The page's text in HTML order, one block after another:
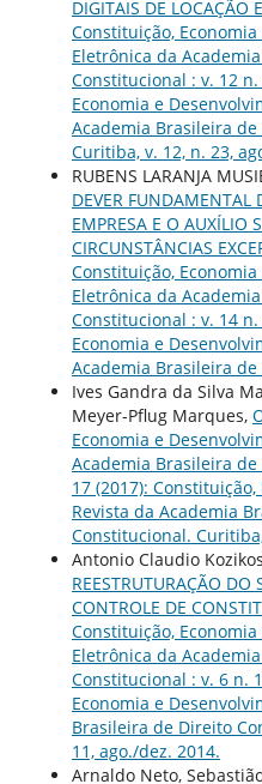
DIGITAIS DE LOCAÇÃO
Constituição,
Eletrônica da
Constitucional : v. 12
Economia e
Academia Brasileira
Curitiba, v. 12, n. 23,
RUBENS LARANJA
DEVER FUNDAMENTAL
EMPRESA E O AUXÍLIO
CIRCUNSTÂNCIAS
Constituição,
Eletrônica da
Constitucional : v. 14
Economia e
Academia Brasileira
Ives Gandra da Silva
Meyer-Pflug Marques,
Economia e
Academia Brasileira
17 (2017):
Revista da Academia
Constitucional.
Antonio Claudio
REESTRUTURAÇÃO DO
CONTROLE DE
Constituição,
Eletrônica da
Constitucional : v. 6 n.
Economia e
Brasileira de Direito
11, ago./dez. 2014.
Arnaldo Neto,